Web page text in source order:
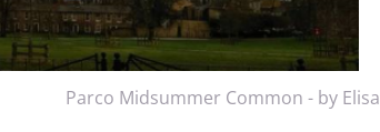
Parco Midsummer Common - by Elisa